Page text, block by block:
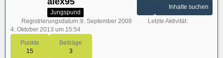
Jungspund
Punkte
15
Beiträge
3
Inhalte suchen
Registrierungsdatum 8. September 2009
Letzte Aktivität
4. Oktober 2013 um 15:54